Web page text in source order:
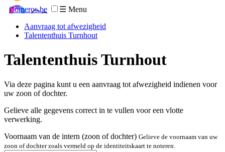
Comeros.be
☰ Menu
Aanvraag tot afwezigheid
Talententhuis Turnhout
Talententhuis Turnhout
Via deze pagina kunt u een aanvraag tot afwezigheid indienen voor
uw zoon of dochter.
Gelieve alle gegevens correct in te vullen voor een vlotte
verwerking.
Voornaam van de intern (zoon of dochter) Gelieve de voornaam van uw
zoon of dochter zoals vermeld op de identiteitskaart te noteren.